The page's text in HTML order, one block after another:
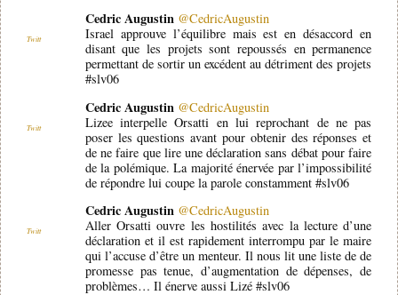
Twitt
Cedric Augustin @CedricAugustin
Israel approuve l’équilibre mais est en désaccord en
disant que les projets sont repoussés en permanence
permettant de sortir un excédent au détriment des projets
#slv06
Twitt
Cedric Augustin @CedricAugustin
Lizee interpelle Orsatti en lui reprochant de ne pas
poser les questions avant pour obtenir des réponses et
de ne faire que lire une déclaration sans débat pour faire
de la polémique. La majorité énervée par l’impossibilité
de répondre lui coupe la parole constamment #slv06
Twitt
Cedric Augustin @CedricAugustin
Aller Orsatti ouvre les hostilités avec la lecture d’une
déclaration et il est rapidement interrompu par le maire
qui l’accuse d’être un menteur. Il nous lit une liste de de
promesse pas tenue, d’augmentation de dépenses, de
problèmes… Il énerve aussi Lizé #slv06